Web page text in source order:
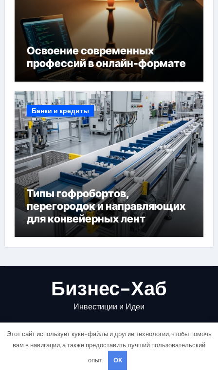
Освоение современных
профессий в онлайн-формате
Банки и кредиты
Типы гофробортов,
перегородок и направляющих
для конвейерных лент
Бизнес-Хаб
Инвестиции и Идеи
Copyright © All rights reserved |
Этот сайт использует куки-файлы и другие технологии, чтобы помочь
вам в навигации, а также предоставить лучший пользовательский
опыт.
OK